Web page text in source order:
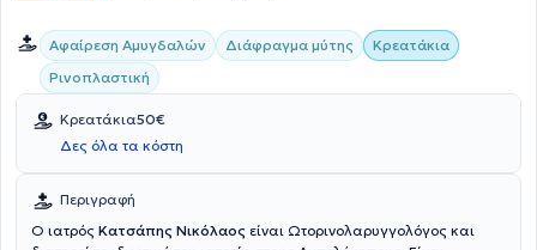
Αφαίρεση Αμυγδαλών Διάφραγμα μύτης
Κρεατάκια
Ρινοπλαστική
Κρεατάκια50€
Δες όλα τα κόστη
Περιγραφή
Ο ιατρός Κατσάπης Νικόλαος είναι Ωτορινολαρυγγολόγος και